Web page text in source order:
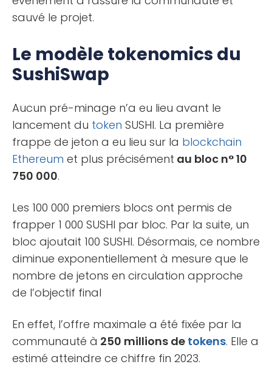
sauvé le projet.
Le modèle tokenomics du
SushiSwap
Aucun pré-minage n’a eu lieu avant le
lancement du token SUSHI. La première
frappe de jeton a eu lieu sur la blockchain
Ethereum et plus précisément au bloc n° 10
750 000.
Les 100 000 premiers blocs ont permis de
frapper 1 000 SUSHI par bloc. Par la suite, un
bloc ajoutait 100 SUSHI. Désormais, ce nombre
diminue exponentiellement à mesure que le
nombre de jetons en circulation approche
de l’objectif final
En effet, l’offre maximale a été fixée par la
communauté à 250 millions de tokens. Elle a
estimé atteindre ce chiffre fin 2023.